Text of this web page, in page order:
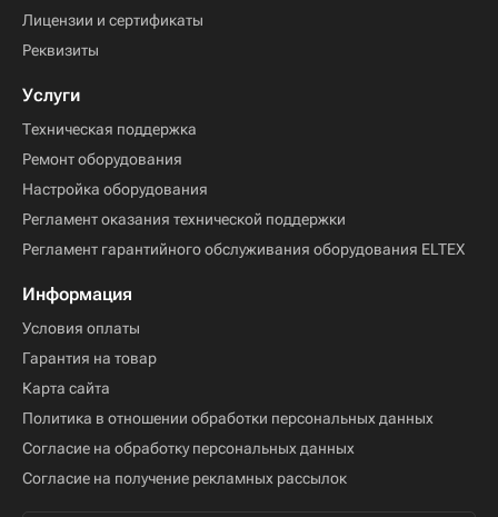
Лицензии и сертификаты
Реквизиты
Услуги
Техническая поддержка
Ремонт оборудования
Настройка оборудования
Регламент оказания технической поддержки
Регламент гарантийного обслуживания оборудования ELTEX
Информация
Условия оплаты
Гарантия на товар
Карта сайта
Политика в отношении обработки персональных данных
Согласие на обработку персональных данных
Согласие на получение рекламных рассылок